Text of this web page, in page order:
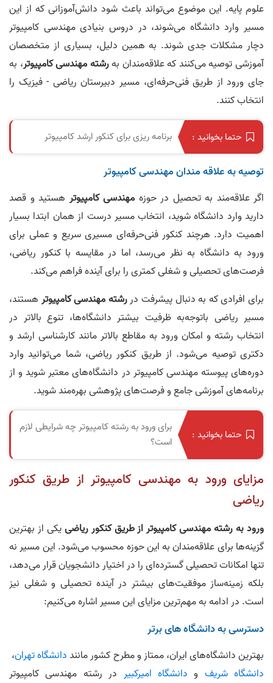
علوم پایه. این موضوع می‌تواند باعث شود دانش‌آموزانی که از این
مسیر وارد دانشگاه می‌شوند، در دروس بنیادی مهندسی کامپیوتر
دچار مشکلات جدی شوند. به همین دلیل، بسیاری از متخصصان
آموزشی توصیه می‌کنند که علاقه‌مندان بهرشته مهندسی کامپیوتر، به
جای ورود از طریق فنی‌حرفه‌ای، مسیر دبیرستان ریاضی - فیزیک را
انتخاب کنند.
حتما بخوانید : برنامه ریزی برای کنکور ارشد کامپیوتر
توصیه به علاقه مندان مهندسی کامپیوتر
اگر علاقه‌مند به تحصیل در حوزه مهندسی کامپیوتر هستید و قصد
دارید وارد دانشگاه شوید، انتخاب مسیر درست از همان ابتدا بسیار
اهمیت دارد. هرچند کنکور فنی‌حرفه‌ای مسیری سریع و عملی برای
ورود به دانشگاه به نظر می‌رسد، اما در مقایسه با کنکور ریاضی،
فرصت‌های تحصیلی و شغلی کمتری را برای آینده فراهم می‌کند.
برای افرادی که به دنبال پیشرفت دررشته مهندسی کامپیوتر هستند،
مسیر ریاضی باتوجه‌به ظرفیت بیشتر دانشگاه‌ها، تنوع بالاتر در
انتخاب رشته و امکان ورود به مقاطع بالاتر مانند کارشناسی ارشد و
دکتری توصیه می‌شود. از طریق کنکور ریاضی، شما می‌توانید وارد
دوره‌های پیوسته مهندسی کامپیوتر در دانشگاه‌های معتبر شوید و از
برنامه‌های آموزشی جامع و فرصت‌های پژوهشی بهره‌مند شوید.
حتما بخوانید :
برای ورود به رشته کامپیوتر چه شرایطی لازم
است؟
مزایای ورود به مهندسی کامپیوتر از طریق کنکور
ریاضی
ورود به رشته مهندسی کامپیوتر از طریق کنکور ریاضییکی از بهترین
گزینه‌ها برای علاقه‌مندان به این حوزه محسوب می‌شود. این مسیر نه
تنها امکانات تحصیلی گسترده‌ای را در اختیار دانشجویان قرار می‌دهد،
بلکه زمینه‌ساز موفقیت‌های بیشتر در آینده تحصیلی و شغلی نیز
است. در ادامه به مهم‌ترین مزایای این مسیر اشاره می‌کنیم:
دسترسی به دانشگاه های برتر
بهترین دانشگاه‌های ایران، ممتاز و مطرح کشور ماننددانشگاه تهران،
دانشگاه شریف و دانشگاه امیرکبیر در رشته مهندسی کامپیوتر